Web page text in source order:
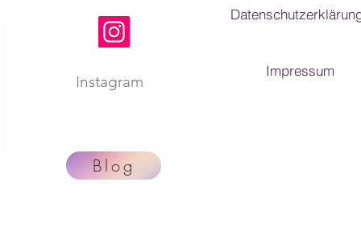
Instagram
Impressum
Blog